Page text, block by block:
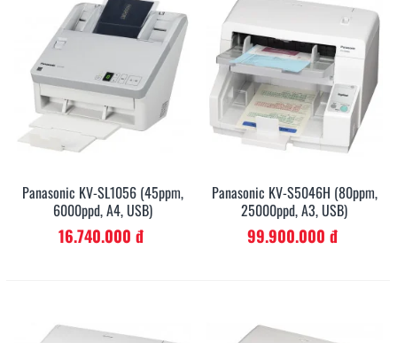
Panasonic KV-SL1056 (45ppm,
6000ppd, A4, USB)
16.740.000 đ
Panasonic KV-S5046H (80ppm,
25000ppd, A3, USB)
99.900.000 đ